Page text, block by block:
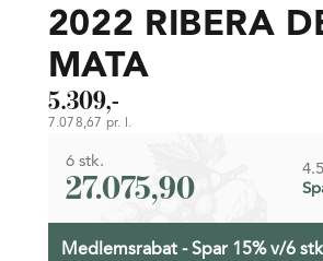
2022 RIBERA
MATA
5.309,-
7.078,67 pr. l.
6 stk.
27.075,90
Medlemsrabat - Spar 15% v/6